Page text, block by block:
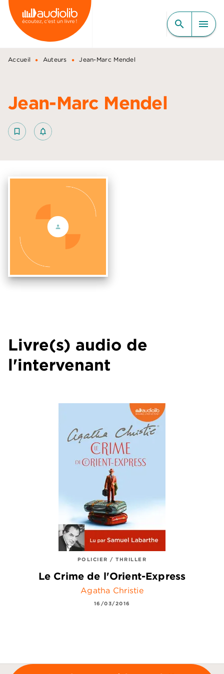
MENU RECHERCHE
CONTENU
PIED DE PAGE
search menu
Accueil • Auteurs • Jean-Marc Mendel
Jean-Marc Mendel
bookmark_border notifications_none_outlined
Livre(s) audio de
l'intervenant
POLICIER / THRILLER
Le Crime de l'Orient-Express
Agatha Christie
16/03/2016